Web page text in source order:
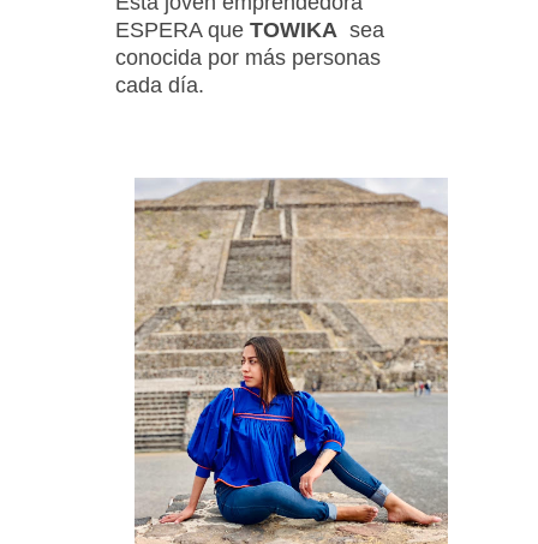
ESPERA que TOWIKA sea
conocida por más personas
cada día.